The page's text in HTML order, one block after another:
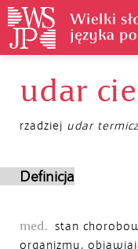
udar
rzadziej udar
Definicja
med. stan
organizmu,